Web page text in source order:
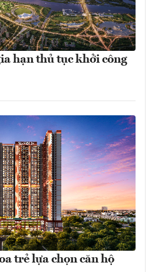
hạn thủ tục khởi công
trẻ lựa chọn căn hộ